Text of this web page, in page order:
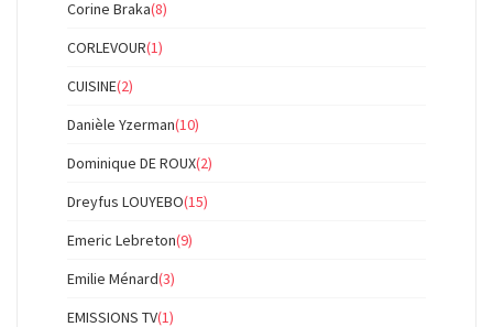
Corine Braka(8)
CORLEVOUR(1)
CUISINE(2)
Danièle Yzerman(10)
Dominique DE ROUX(2)
Dreyfus LOUYEBO(15)
Emeric Lebreton(9)
Emilie Ménard(3)
EMISSIONS TV(1)